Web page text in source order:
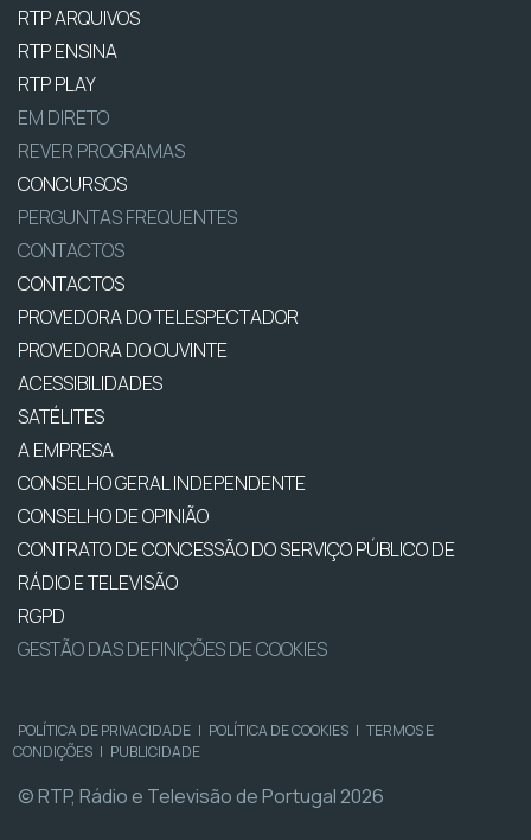
RTP ARQUIVOS
RTP ENSINA
RTP PLAY
EM DIRETO
REVER PROGRAMAS
CONCURSOS
PERGUNTAS FREQUENTES
CONTACTOS
CONTACTOS
PROVEDORA DO TELESPECTADOR
PROVEDORA DO OUVINTE
ACESSIBILIDADES
SATÉLITES
A EMPRESA
CONSELHO GERAL INDEPENDENTE
CONSELHO DE OPINIÃO
CONTRATO DE CONCESSÃO DO SERVIÇO PÚBLICO DE
RÁDIO E TELEVISÃO
RGPD
GESTÃO DAS DEFINIÇÕES DE COOKIES
POLÍTICA DE PRIVACIDADE | POLÍTICA DE COOKIES | TERMOS E
CONDIÇÕES | PUBLICIDADE
© RTP, Rádio e Televisão de Portugal 2026